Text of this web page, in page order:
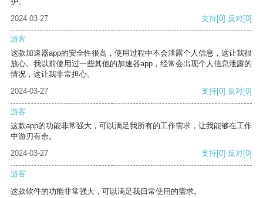
2024-03-27
支持[0] 反对[0]
游客
这款加速器app的安全性很高，使用过程中不会泄露个人信息，这让我很
放心。我以前使用过一些其他的加速器app，经常会出现个人信息泄露的
情况，这让我非常担心。
2024-03-27
支持[0] 反对[0]
游客
这款app的功能非常强大，可以满足我所有的工作需求，让我能够在工作
中游刃有余。
2024-03-27
支持[0] 反对[0]
游客
这款软件的功能非常强大，可以满足我日常使用的需求。